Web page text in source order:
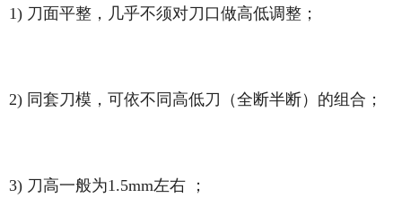
1) 刀面平整，几乎不须对刀口做高低调整；
2) 同套刀模，可依不同高低刀（全断半断）的组合；
3) 刀高一般为1.5mm左右 ；